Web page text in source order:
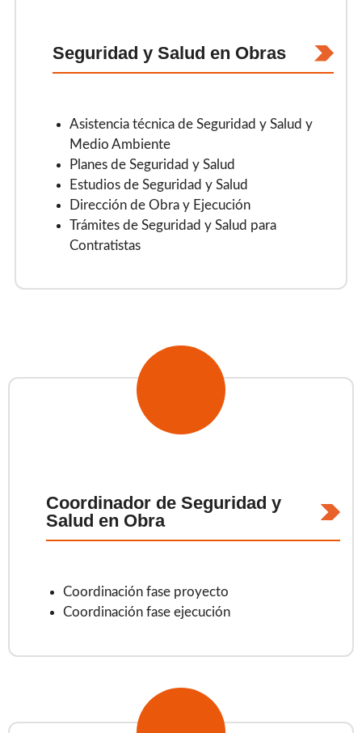
Seguridad y Salud en Obras
Asistencia técnica de Seguridad y Salud y
Medio Ambiente
Planes de Seguridad y Salud
Estudios de Seguridad y Salud
Dirección de Obra y Ejecución
Trámites de Seguridad y Salud para
Contratistas
Coordinador de Seguridad y
Salud en Obra
Coordinación fase proyecto
Coordinación fase ejecución